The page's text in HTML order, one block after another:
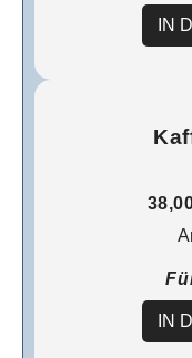
IN
IN